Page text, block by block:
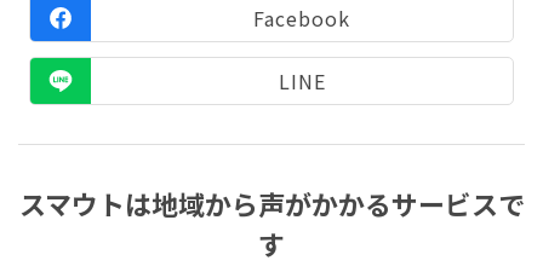
Facebook
LINE
スマウトは地域から声がかかるサービスで
す